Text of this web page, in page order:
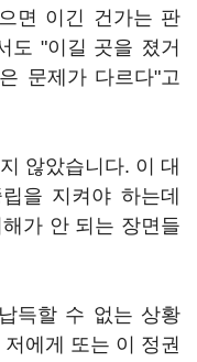
면 이긴 건가는 판
도 "이길 곳을 졌거
문제가 다르다"고
않았습니다. 이 대
을 지켜야 하는데
가 안 되는 장면들
득할 수 없는 상황
에게 또는 이 정권